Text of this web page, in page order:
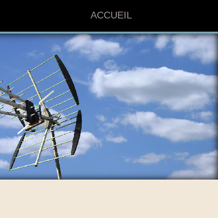
ACCUEIL